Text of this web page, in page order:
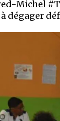
Michel
à dégager